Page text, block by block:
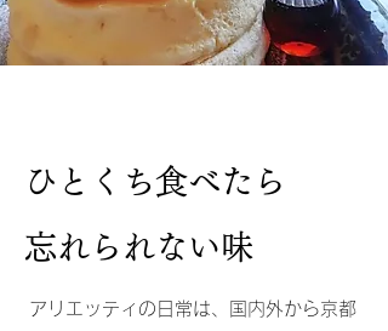
ひとくち食べたら
忘れられない味
アリエッティの日常は、国内外から京都